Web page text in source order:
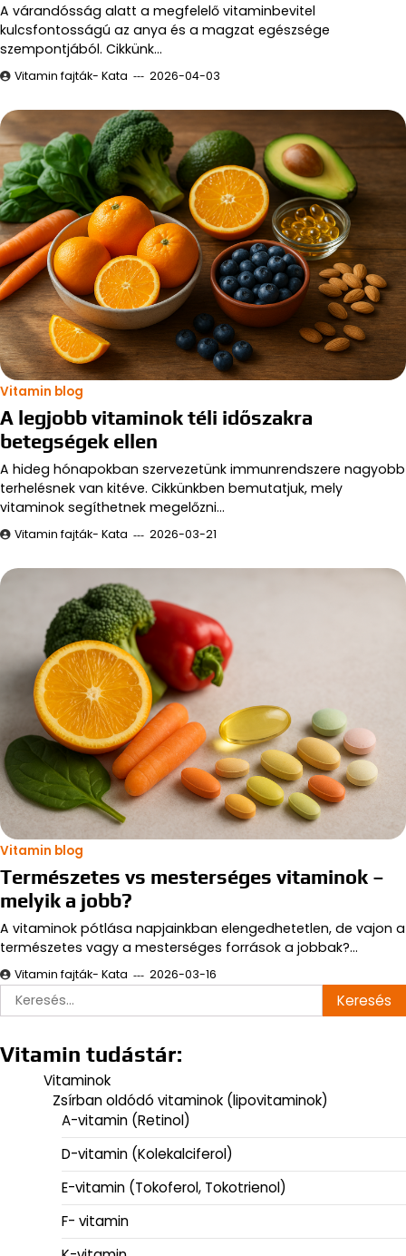
A várandósság alatt a megfelelő vitaminbevitel
kulcsfontosságú az anya és a magzat egészsége
szempontjából. Cikkünk…
Vitamin fajták- Kata 2026-04-03
Vitamin blog
A legjobb vitaminok téli időszakra
betegségek ellen
A hideg hónapokban szervezetünk immunrendszere nagyobb
terhelésnek van kitéve. Cikkünkben bemutatjuk, mely
vitaminok segíthetnek megelőzni…
Vitamin fajták- Kata 2026-03-21
Vitamin blog
Természetes vs mesterséges vitaminok –
melyik a jobb?
A vitaminok pótlása napjainkban elengedhetetlen, de vajon a
természetes vagy a mesterséges források a jobbak?…
Vitamin fajták- Kata 2026-03-16
Keresés:
Vitamin tudástár:
Vitaminok
Zsírban oldódó vitaminok (lipovitaminok)
A-vitamin (Retinol)
D-vitamin (Kolekalciferol)
E-vitamin (Tokoferol, Tokotrienol)
F- vitamin